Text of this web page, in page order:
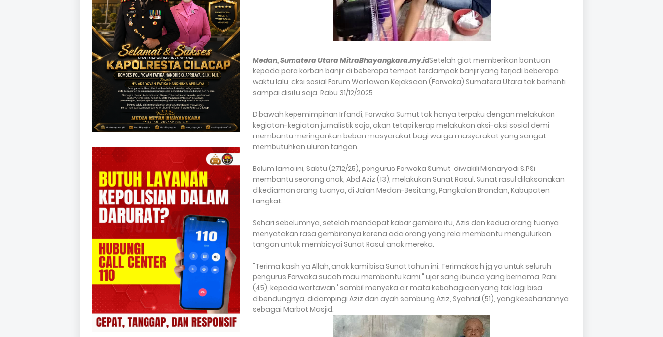
Medan, Sumatera Utara MitraBhayangkara.my.idSetelah giat memberikan bantuan
kepada para korban banjir di beberapa tempat terdampak banjir yang terjadi beberapa
waktu lalu, aksi sosial Forum Wartawan Kejaksaan (Forwaka) Sumatera Utara tak berhenti
sampai disitu saja. Rabu 31/12/2025
Dibawah kepemimpinan Irfandi, Forwaka Sumut tak hanya terpaku dengan melakukan
kegiatan-kegiatan jurnalistik saja, akan tetapi kerap melakukan aksi-aksi sosial demi
membantu meringankan beban masyarakat bagi warga masyarakat yang sangat
membutuhkan uluran tangan.
Belum lama ini, Sabtu (2712/25), pengurus Forwaka Sumut diwakili Misnaryadi S.PSi
membantu seorang anak, Abd Aziz (13), melakukan Sunat Rasul. Sunat rasul dilaksanakan
dikediaman orang tuanya, di Jalan Medan-Besitang, Pangkalan Brandan, Kabupaten
Langkat.
Sehari sebelumnya, setelah mendapat kabar gembira itu, Azis dan kedua orang tuanya
menyatakan rasa gembiranya karena ada orang yang rela membantu mengulurkan
tangan untuk membiayai Sunat Rasul anak mereka.
"Terima kasih ya Allah, anak kami bisa Sunat tahun ini. Terimakasih jg ya untuk seluruh
pengurus Forwaka sudah mau membantu kami," ujar sang ibunda yang bernama, Rani
(45), kepada wartawan.' sambil menyeka air mata kebahagiaan yang tak lagi bisa
dibendungnya, didampingi Aziz dan ayah sambung Aziz, Syahrial (51), yang kesehariannya
sebagai Marbot Masjid.